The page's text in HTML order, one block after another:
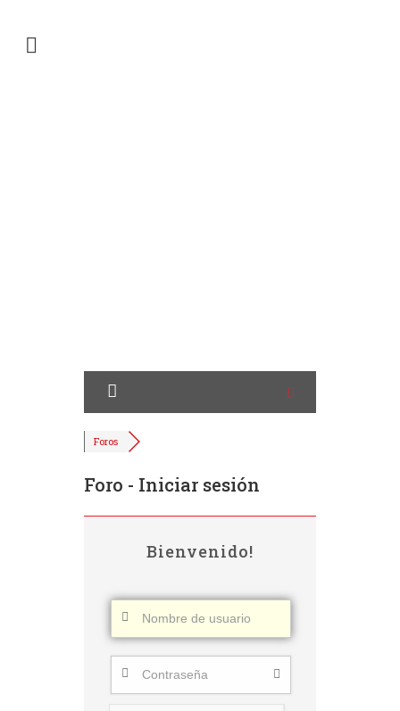
Foros
Foro - Iniciar sesión
Bienvenido!